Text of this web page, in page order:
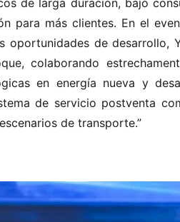
de larga duración, bajo
para más clientes. En el
oportunidades de desarrollo,
colaborando
en energía nueva y
de servicio postventa
de transporte.”